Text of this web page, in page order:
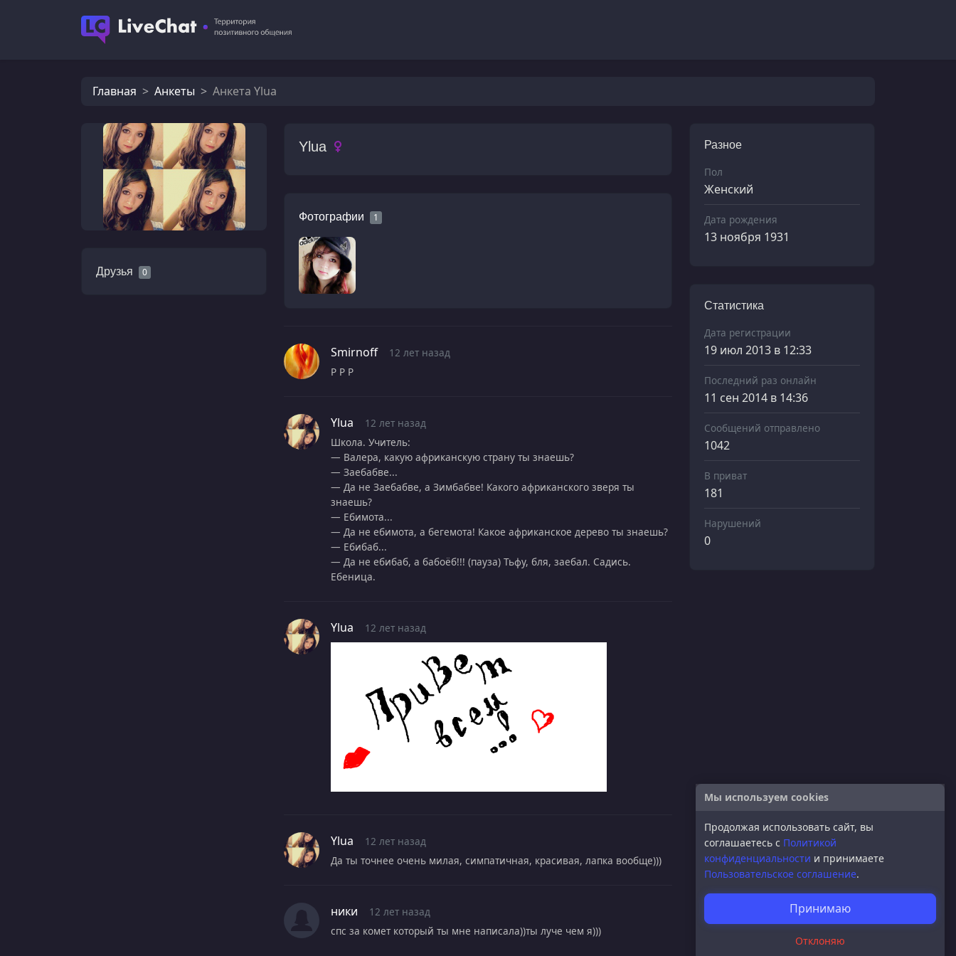
Главная Анкеты Анкета Ylua
Друзья 0
Ylua
Фотографии 1
Smirnoff
12 лет назад
Р Р Р
Ylua
12 лет назад
Школа. Учитель:
— Валера, какую африканскую страну ты знаешь?
— Заебабве...
— Да не Заебабве, а Зимбабве! Какого африканского зверя ты
знаешь?
— Ебимота...
— Да не ебимота, а бегемота! Какое африканское дерево ты знаешь?
— Ебибаб...
— Да не ебибаб, а бабоёб!!! (пауза) Тьфу, бля, заебал. Садись.
Ебеница.
Ylua 12 лет назад
Ylua
12 лет назад
Да ты точнее очень милая, симпатичная, красивая, лапка вообще)))
ники
12 лет назад
спс за комет который ты мне написала))ты луче чем я)))
Разное
Пол
Женский
Дата рождения
13 ноября 1931
Статистика
Дата регистрации
19 июл 2013 в 12:33
Последний раз онлайн
11 сен 2014 в 14:36
Сообщений отправлено
1042
В приват
181
Нарушений
0
Мы используем cookies
Продолжая использовать сайт, вы
соглашаетесь с Политикой
конфиденциальности и принимаете
Пользовательское соглашение.
Принимаю
Отклоняю